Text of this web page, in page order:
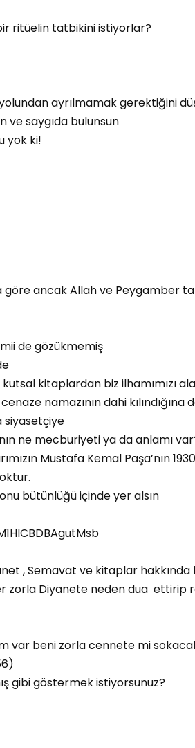
ritüelin tatbikini istiyorlar?
ayrılmamak gerektiğini
ve saygıda bulunsun
yok ki!
göre ancak Allah ve Peygamber
de gözükmemiş
kitaplardan biz ilhamımızı
namazının dahi kılındığına
siyasetçiye
ne mecburiyeti ya da anlamı
Mustafa Kemal Paşa’nın 1930
bütünlüğü içinde yer alsın
, Semavat ve kitaplar hakkında
zorla Diyanete neden dua ettirip
beni zorla cennete mi
gibi göstermek istiyorsunuz?